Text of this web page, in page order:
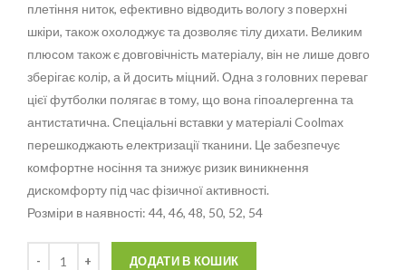
плетіння ниток, ефективно відводить вологу з поверхні
шкіри, також охолоджує та дозволяє тілу дихати. Великим
плюсом також є довговічність матеріалу, він не лише довго
зберігає колір, а й досить міцний. Одна з головних переваг
цієї футболки полягає в тому, що вона гіпоалергенна та
антистатична. Спеціальні вставки у матеріалі Coolmax
перешкоджають електризації тканини. Це забезпечує
комфортне носіння та знижує ризик виникнення
дискомфорту під час фізичної активності.
Розміри в наявності: 44, 46, 48, 50, 52, 54
ДОДАТИ В КОШИК